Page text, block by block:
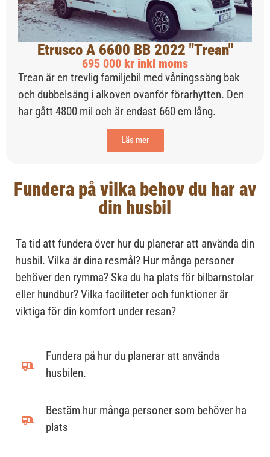
Etrusco A 6600 BB 2022 "Trean"
695 000 kr inkl moms
Trean är en trevlig familjebil med våningssäng bak
och dubbelsäng i alkoven ovanför förarhytten. Den
har gått 4800 mil och är endast 660 cm lång.
Läs mer
Fundera på vilka behov du har av
din husbil
Ta tid att fundera över hur du planerar att använda din
husbil. Vilka är dina resmål? Hur många personer
behöver den rymma? Ska du ha plats för bilbarnstolar
eller hundbur?Vilka faciliteter och funktioner är
viktiga för din komfort under resan?
Fundera på hur du planerar att använda
husbilen.
Bestäm hur många personer som behöver ha
plats